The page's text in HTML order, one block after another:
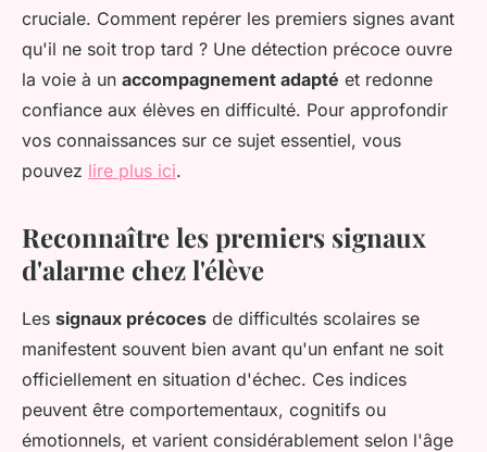
cruciale. Comment repérer les premiers signes avant
qu'il ne soit trop tard ? Une détection précoce ouvre
la voie à un accompagnement adapté et redonne
confiance aux élèves en difficulté. Pour approfondir
vos connaissances sur ce sujet essentiel, vous
pouvez lire plus ici.
Reconnaître les premiers signaux
d'alarme chez l'élève
Les signaux précoces de difficultés scolaires se
manifestent souvent bien avant qu'un enfant ne soit
officiellement en situation d'échec. Ces indices
peuvent être comportementaux, cognitifs ou
émotionnels, et varient considérablement selon l'âge